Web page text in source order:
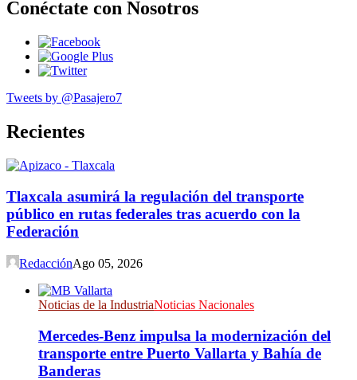
Conéctate con Nosotros
Tweets by @Pasajero7
Recientes
Tlaxcala asumirá la regulación del transporte
público en rutas federales tras acuerdo con la
Federación
RedacciónAgo 05, 2026
Noticias de la IndustriaNoticias Nacionales
Mercedes-Benz impulsa la modernización del
transporte entre Puerto Vallarta y Bahía de
Banderas